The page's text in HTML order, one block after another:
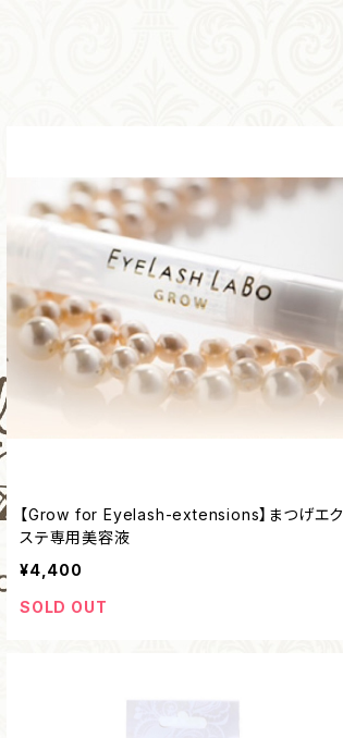
【Grow for Eyelash-extensions】まつげエク
ステ専用美容液
¥4,400
SOLD OUT